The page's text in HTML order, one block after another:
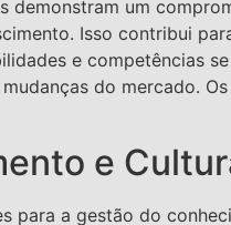
demonstram um
Isso contribui
e competências
do mercado.
e
para a gestão do